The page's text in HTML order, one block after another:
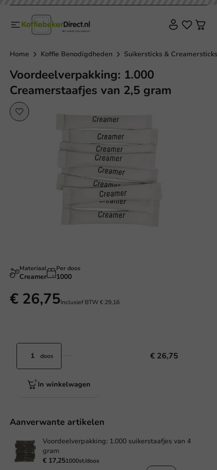
Home Koffie Benodigdheden Suikersticks & Creamersticks
Voordeelverpakking: 1.000
Creamerstaafjes van 2,5 gram
Materiaal
Creamer
Per doos
1000
€ 26,75Inclusief BTW€ 29,16
doos € 26,75
In winkelwagen
Aanverwante artikelen
Voordeelverpakking: 1.000 suikerstaafjes van 4
gram
€ 17,251000st/doos